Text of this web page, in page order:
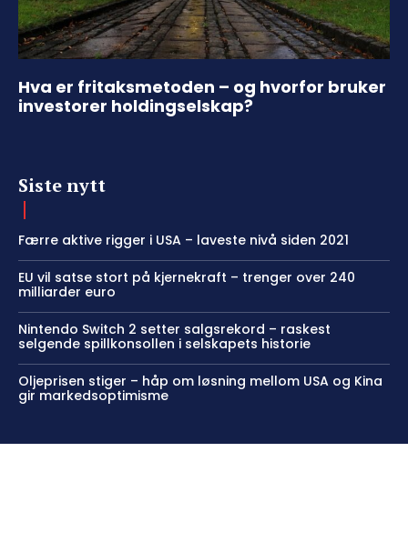
Hva er fritaksmetoden – og hvorfor bruker
investorer holdingselskap?
Siste nytt
Færre aktive rigger i USA – laveste nivå siden 2021
EU vil satse stort på kjernekraft – trenger over 240
milliarder euro
Nintendo Switch 2 setter salgsrekord – raskest
selgende spillkonsollen i selskapets historie
Oljeprisen stiger – håp om løsning mellom USA og Kina
gir markedsoptimisme